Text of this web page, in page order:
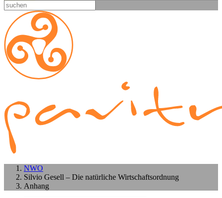
NWO
Silvio Gesell – Die natürliche Wirtschaftsordnung
Anhang